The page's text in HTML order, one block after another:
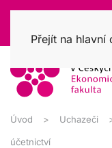
Přejít na hlavní
Úvod Uchazeči
účetnictví